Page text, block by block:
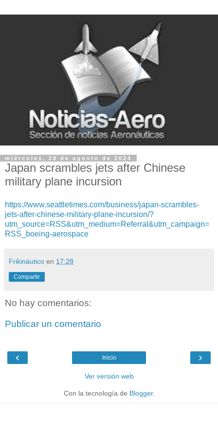
miércoles, 28 de agosto de 2024
Japan scrambles jets after Chinese
military plane incursion
https://www.seattletimes.com/business/japan-scrambles-
jets-after-chinese-military-plane-incursion/?
utm_source=RSS&utm_medium=Referral&utm_campaign=
RSS_boeing-aerospace
Frikináutico en 17:28
Compartir
No hay comentarios:
Publicar un comentario
‹ ›
Inicio
Ver versión web
Con la tecnología de Blogger.